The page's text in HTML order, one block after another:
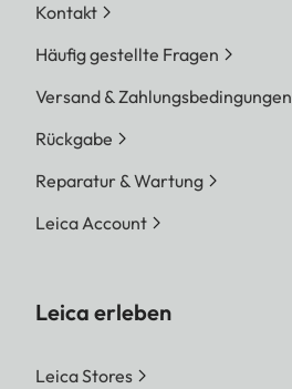
Kontakt
Häufig gestellte Fragen
Versand & Zahlungsbedingungen
Rückgabe
Reparatur & Wartung
Leica Account
Leica erleben
Leica Stores